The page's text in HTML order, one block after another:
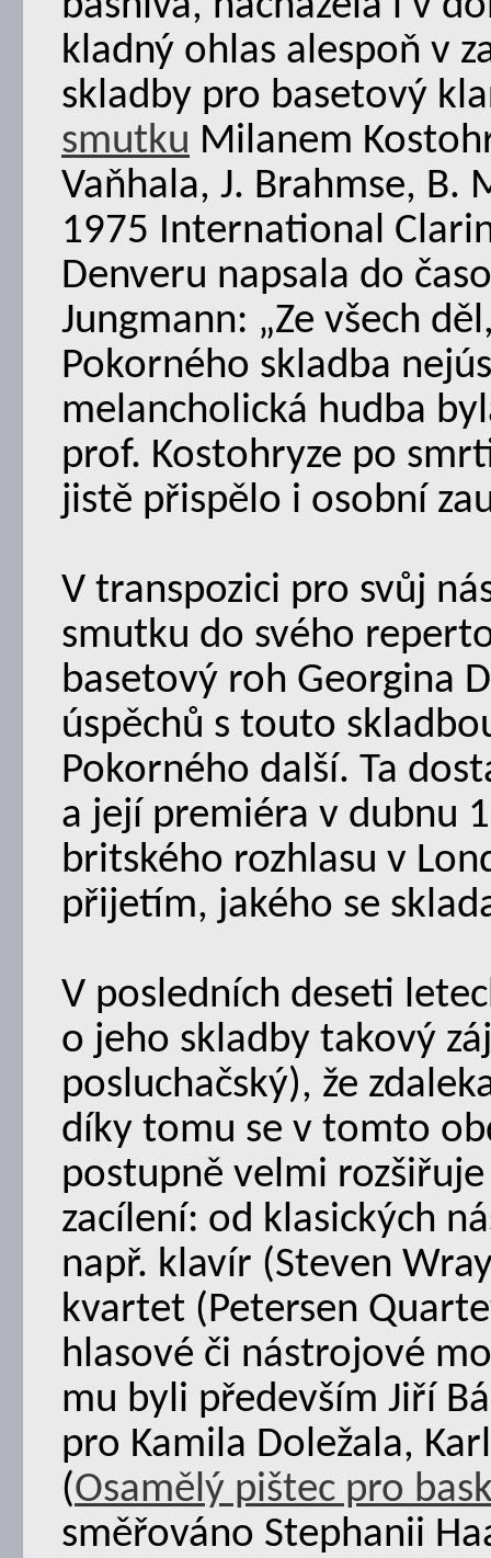
kladný ohlas alespoň v
skladby pro basetový
smutku Milanem
Vaňhala, J. Brahmse, B.
1975 International
Denveru napsala do
Jungmann: „Ze všech
Pokorného skladba
melancholická hudba
prof. Kostohryze po
jistě přispělo i osobní
V transpozici pro svůj
smutku do svého
basetový roh Georgina
úspěchů s touto
Pokorného další. Ta
a její premiéra v dubnu
britského rozhlasu v
přijetím, jakého se
V posledních deseti
o jeho skladby takový
posluchačský), že
díky tomu se v tomto
postupně velmi
zacílení: od klasických
např. klavír (Steven
kvartet (Petersen
hlasové či nástrojové
mu byli především Jiří
pro Kamila Doležala,
(Osamělý pištec pro
směřováno Stephanii